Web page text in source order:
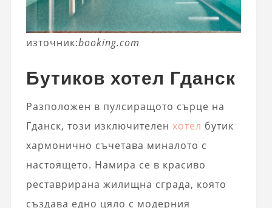
източник:booking.com
Бутиков хотел Гданск
Разположен в пулсиращото сърце на
Гданск, този изключителен хотел бутик
хармонично съчетава миналото с
настоящето. Намира се в красиво
реставрирана жилищна сграда, която
създава едно цяло с модерния